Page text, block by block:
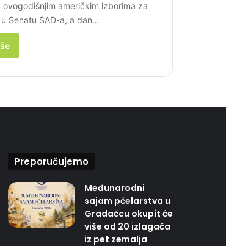
ovogodišnjim američkim izborima za
Senatu SAD-a, a dan…
Preporučujemo
Međunarodni
sajam pčelarstva u
Gradačcu okupit će
više od 20 izlagača
iz pet zemalja